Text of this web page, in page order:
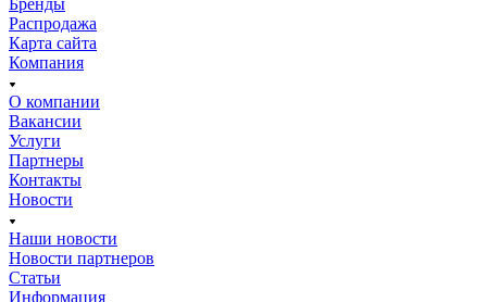
Распродажа
Карта сайта
Компания
О компании
Вакансии
Услуги
Партнеры
Контакты
Новости
Наши новости
Новости партнеров
Статьи
Информация